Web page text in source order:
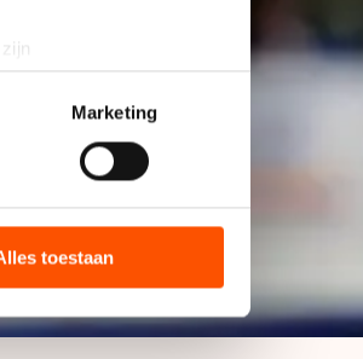
in. U kunt uw
advertenties en
hebben verzameld via
VS, waar mogelijk geen
met deze overdracht.
Marketing
toestaan